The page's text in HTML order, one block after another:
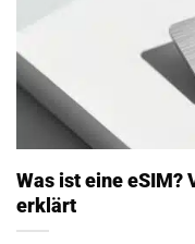
Was ist eine eSIM?
erklärt